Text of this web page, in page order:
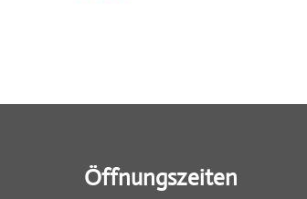
Öffnungszeiten